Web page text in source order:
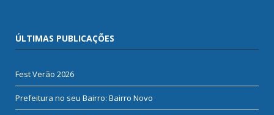
ÚLTIMAS PUBLICAÇÕES
Fest Verão 2026
Prefeitura no seu Bairro: Bairro Novo